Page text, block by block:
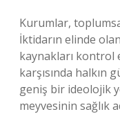
Kurumlar, toplumsal
İktidarın elinde
kaynakları kontrol
karşısında halkın
geniş bir ideolojik
meyvesinin sağlık